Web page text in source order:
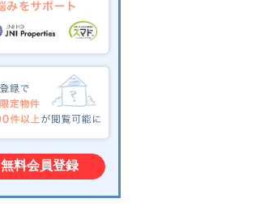
無料会員登録